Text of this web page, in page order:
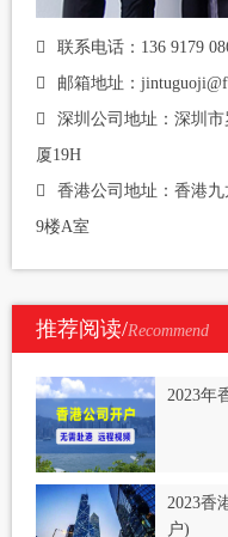
联系电话：136 9179
邮箱地址：
深圳公司地址：深圳
厦19H
香港公司地址：香港
9楼A室
推荐阅读/Recommend
2023年
2023香
户)